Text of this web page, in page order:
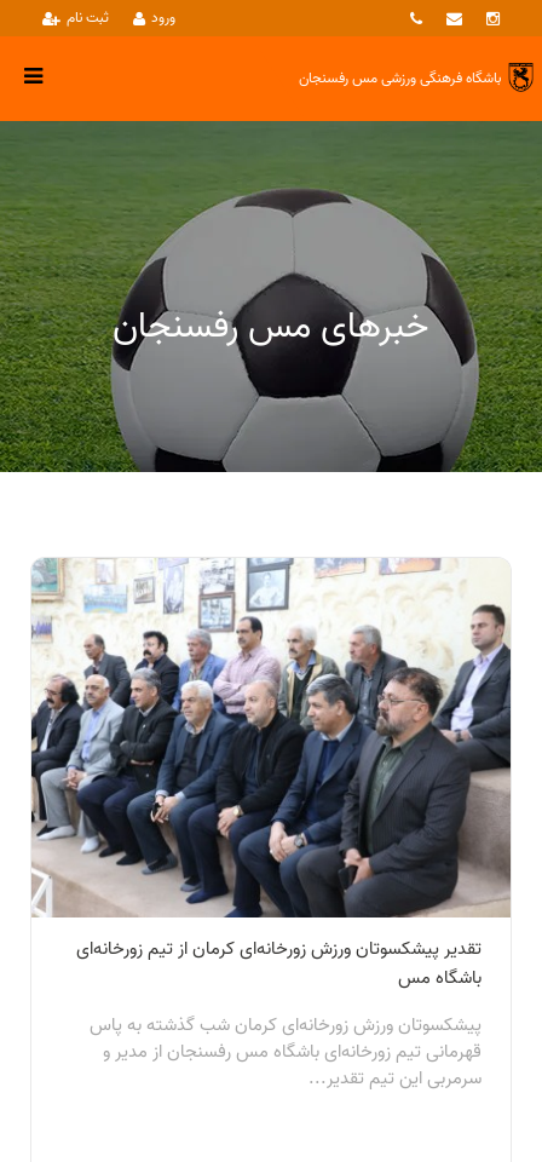
ثبت نام ورود
باشگاه فرهنگی ورزشیمس رفسنجان
خبرهای مس رفسنجان
خبرها ورزش پهلوانی و زورخانه ای
تقدیر پیشکسوتان ورزش زورخانه‌ای کرمان از تیم زورخانه‌ای
باشگاه مس
پیشکسوتان ورزش زورخانه‌ای کرمان شب گذشته به پاس
قهرمانی تیم زورخانه‌ای باشگاه مس رفسنجان از مدیر و
سرمربی این تیم تقدیر...